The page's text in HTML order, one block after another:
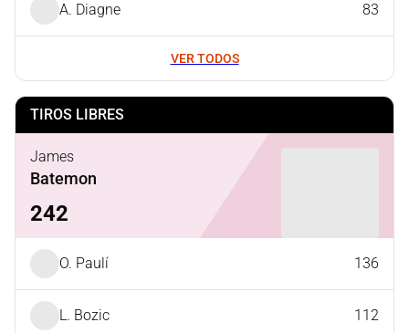
A. Diagne 83
VER TODOS
TIROS LIBRES
James
Batemon
242
O. Paulí 136
L. Bozic 112